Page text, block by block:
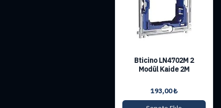
Bticino LN4702M 2
Modül Kaide 2M
193,00₺